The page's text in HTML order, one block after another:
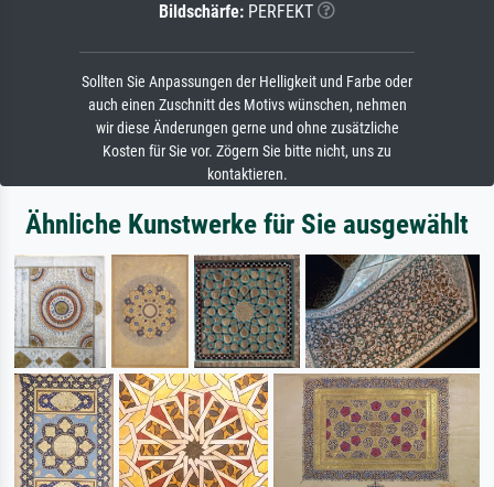
Bildschärfe: PERFEKT
Sollten Sie Anpassungen der Helligkeit und Farbe oder
auch einen Zuschnitt des Motivs wünschen, nehmen
wir diese Änderungen gerne und ohne zusätzliche
Kosten für Sie vor. Zögern Sie bitte nicht, uns zu
kontaktieren.
Ähnliche Kunstwerke für Sie ausgewählt